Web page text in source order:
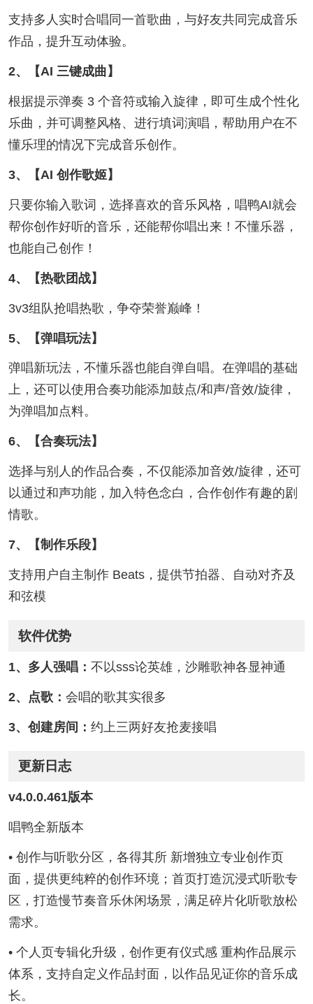
支持多人实时合唱同一首歌曲，与好友共同完成音乐
作品，提升互动体验。
2、【AI 三键成曲】
根据提示弹奏 3 个音符或输入旋律，即可生成个性化
乐曲，并可调整风格、进行填词演唱，帮助用户在不
懂乐理的情况下完成音乐创作。
3、【AI 创作歌姬】
只要你输入歌词，选择喜欢的音乐风格，唱鸭AI就会
帮你创作好听的音乐，还能帮你唱出来！不懂乐器，
也能自己创作！
4、【热歌团战】
3v3组队抢唱热歌，争夺荣誉巅峰！
5、【弹唱玩法】
弹唱新玩法，不懂乐器也能自弹自唱。在弹唱的基础
上，还可以使用合奏功能添加鼓点/和声/音效/旋律，
为弹唱加点料。
6、【合奏玩法】
选择与别人的作品合奏，不仅能添加音效/旋律，还可
以通过和声功能，加入特色念白，合作创作有趣的剧
情歌。
7、【制作乐段】
支持用户自主制作 Beats，提供节拍器、自动对齐及
和弦模
软件优势
1、多人强唱： 不以sss论英雄，沙雕歌神各显神通
2、点歌： 会唱的歌其实很多
3、创建房间： 约上三两好友抢麦接唱
更新日志
v4.0.0.461版本
唱鸭全新版本
• 创作与听歌分区，各得其所 新增独立专业创作页
面，提供更纯粹的创作环境；首页打造沉浸式听歌专
区，打造慢节奏音乐休闲场景，满足碎片化听歌放松
需求。
• 个人页专辑化升级，创作更有仪式感 重构作品展示
体系，支持自定义作品封面，以作品见证你的音乐成
长。